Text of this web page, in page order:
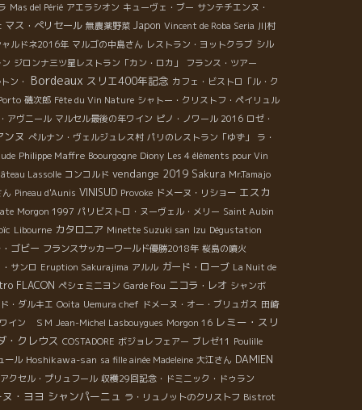
Mas del Périé アエラシオン キューヴェ・ブー サンテチエンヌ・
マス・ぺリセール 無農薬野菜 Japon Vincent de Roba Seria 川村
ャルドネ2016年 マルゴの中島さん レストラン・ヨットクラブ シル
ジロンナ三ツ星レストラン「カン・ロカ」
フランス・ツアー
ン・ Bordeaux スリエ400年記念 カフェ・ビストロ「ル・ク
磯次郎 Fête du Vin Nature シャトー・クリストフ・ペイリュル
アヴニール マルセル最後の年ワイン ピノ・ノワール 2016 ロゼ・
ンヌ ぺルナン・ヴェルジュレス村 パリのレストラン「ゆず」
ラ・
Philippe Maffre Boourgogne Diony Les 4 éléments pour Vin
Lassolle コンコルド vendange 2019 Sakura Mr.Tamajo
Pineau d'Aunis VINISUD Provoke ドメーヌ・リショー エスカ
Morgon 1997 パリビストロ・ヌーヴェル・メリー Saint Aubin
Libourne カタロニア Minette Suzuki san Izu Dégustation
ゴビー フランスサッカーワールド優勝2018年 桜島の噴火
サンロ Eruption Sakurajima アルル ガード・ローブ La Nuit de
FLACON ペシェミニヨン Garde Fou ニコラ・レオ シャンボ
・ダルキエ Ooita Uemura chef ドメーヌ・オー・ブリュガス 田崎
ワイン ＳＭ Jean-Michel Lasbouygues Morgon 16 レミー・スリ
・クレウス COSTADORE ボジョレフェアー ブレゼ11 Poulille
ール Hoshikawa-san sa fille ainée Madeleine 大江さん DAMIEN
アクセル・プリュフール 収穫29回記念・ドミニック・ドゥラン
ヌ・ヨヨ シャンパーニュ ラ・リュノットのクリストフ Bistrot